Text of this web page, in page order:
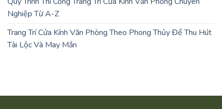
Nghiệp Từ A-Z
Trang Trí Cửa Kính Văn Phòng Theo Phong Thủy Để Thu Hút
Tài Lộc Và May Mắn